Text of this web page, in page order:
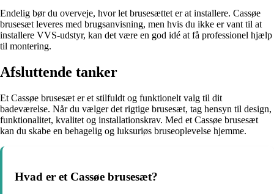
Endelig bør du overveje, hvor let brusesættet er at installere. Cassøe
brusesæt leveres med brugsanvisning, men hvis du ikke er vant til at
installere VVS-udstyr, kan det være en god idé at få professionel hjælp
til montering.
Afsluttende tanker
Et Cassøe brusesæt er et stilfuldt og funktionelt valg til dit
badeværelse. Når du vælger det rigtige brusesæt, tag hensyn til design,
funktionalitet, kvalitet og installationskrav. Med et Cassøe brusesæt
kan du skabe en behagelig og luksuriøs bruseoplevelse hjemme.
Hvad er et Cassøe brusesæt?